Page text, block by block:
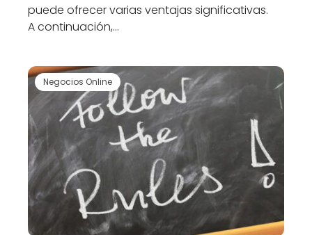
puede ofrecer varias ventajas significativas.
A continuación,…
Negocios Online